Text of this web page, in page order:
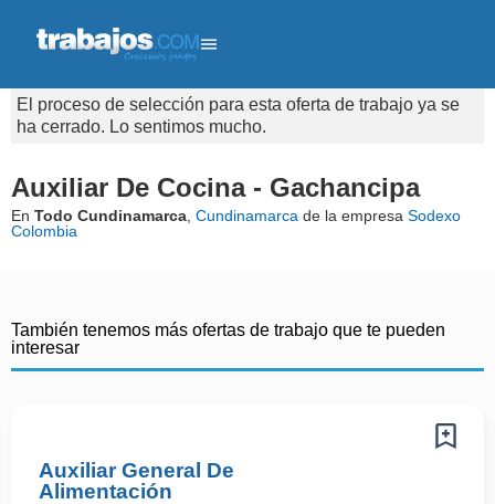
El proceso de selección para esta oferta de trabajo ya se
ha cerrado. Lo sentimos mucho.
Auxiliar De Cocina - Gachancipa
En Todo Cundinamarca Cundinamarca de la empresa Sodexo
Colombia
También tenemos más ofertas de trabajo que te pueden
interesar
Auxiliar General De
Alimentación